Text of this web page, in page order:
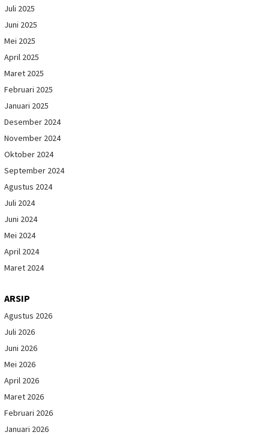
Juli 2025
Juni 2025
Mei 2025
April 2025
Maret 2025
Februari 2025
Januari 2025
Desember 2024
November 2024
Oktober 2024
September 2024
Agustus 2024
Juli 2024
Juni 2024
Mei 2024
April 2024
Maret 2024
ARSIP
Agustus 2026
Juli 2026
Juni 2026
Mei 2026
April 2026
Maret 2026
Februari 2026
Januari 2026